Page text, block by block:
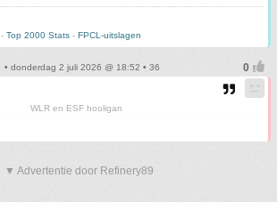
- Top 2000 Stats - FPCL-uitslagen
• donderdag 2 juli 2026 @ 18:52 • 36
WLR en ESF hooligan
▼ Advertentie door Refinery89